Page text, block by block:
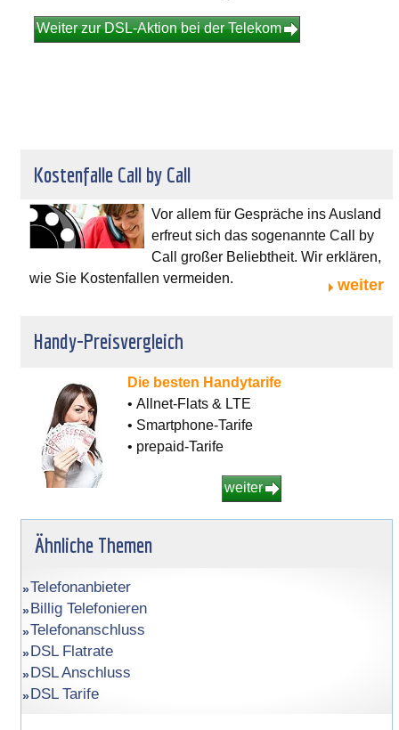
Weiter zur DSL-Aktion bei der Telekom
Kostenfalle Call by Call
Vor allem für Gespräche ins Ausland
erfreut sich das sogenannte Call by
Call großer Beliebtheit. Wir erklären,
wie Sie Kostenfallen vermeiden.
weiter
Handy-Preisvergleich
Die besten Handytarife
• Allnet-Flats & LTE
• Smartphone-Tarife
• prepaid-Tarife
weiter
Ähnliche Themen
Telefonanbieter
Billig Telefonieren
Telefonanschluss
DSL Flatrate
DSL Anschluss
DSL Tarife